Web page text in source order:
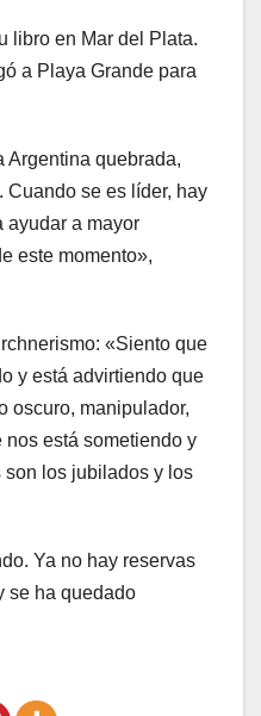
libro en Mar del Plata.
a Playa Grande para
Argentina quebrada,
Cuando se es líder, hay
ayudar a mayor
este momento»,
«Siento que
y está advirtiendo que
oscuro, manipulador,
nos está sometiendo y
los jubilados y los
Ya no hay reservas
se ha quedado